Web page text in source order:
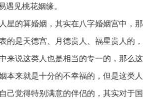
遇见桃花姻缘。
的算婚姻，其实在八字婚姻宫中，那
的是天德宫、月德贵人、福星贵人的，
来说这类人也是相当的专一的，那么这
本来就是十分的不幸福的，但是这类人
己觉得特别满意的伴侣的，其实对于国